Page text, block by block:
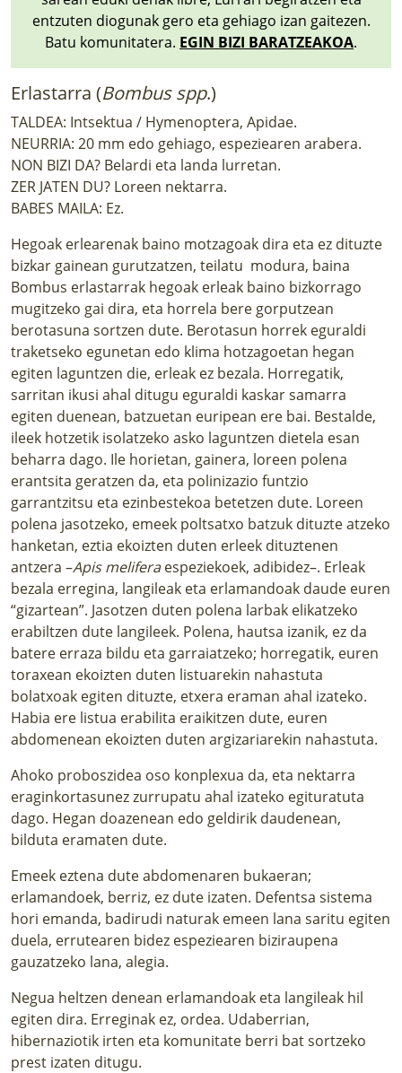
entzuten diogunak gero eta gehiago izan gaitezen.
Batu komunitatera. EGIN BIZI BARATZEAKOA.
Erlastarra (Bombus spp.)
TALDEA: Intsektua / Hymenoptera, Apidae.
NEURRIA: 20 mm edo gehiago, espeziearen arabera.
NON BIZI DA? Belardi eta landa lurretan.
ZER JATEN DU? Loreen nektarra.
BABES MAILA: Ez.
Hegoak erlearenak baino motzagoak dira eta ez dituzte
bizkar gainean gurutzatzen, teilatu modura, baina
Bombus erlastarrak hegoak erleak baino bizkorrago
mugitzeko gai dira, eta horrela bere gorputzean
berotasuna sortzen dute. Berotasun horrek eguraldi
traketseko egunetan edo klima hotzagoetan hegan
egiten laguntzen die, erleak ez bezala. Horregatik,
sarritan ikusi ahal ditugu eguraldi kaskar samarra
egiten duenean, batzuetan euripean ere bai. Bestalde,
ileek hotzetik isolatzeko asko laguntzen dietela esan
beharra dago. Ile horietan, gainera, loreen polena
erantsita geratzen da, eta polinizazio funtzio
garrantzitsu eta ezinbestekoa betetzen dute. Loreen
polena jasotzeko, emeek poltsatxo batzuk dituzte atzeko
hanketan, eztia ekoizten duten erleek dituztenen
antzera –Apis meliferaespeziekoek, adibidez–. Erleak
bezala erregina, langileak eta erlamandoak daude euren
“gizartean”. Jasotzen duten polena larbak elikatzeko
erabiltzen dute langileek. Polena, hautsa izanik, ez da
batere erraza bildu eta garraiatzeko; horregatik, euren
toraxean ekoizten duten listuarekin nahastuta
bolatxoak egiten dituzte, etxera eraman ahal izateko.
Habia ere listua erabilita eraikitzen dute, euren
abdomenean ekoizten duten argizariarekin nahastuta.
Ahoko proboszidea oso konplexua da, eta nektarra
eraginkortasunez zurrupatu ahal izateko egituratuta
dago. Hegan doazenean edo geldirik daudenean,
bilduta eramaten dute.
Emeek eztena dute abdomenaren bukaeran;
erlamandoek, berriz, ez dute izaten. Defentsa sistema
hori emanda, badirudi naturak emeen lana saritu egiten
duela, errutearen bidez espeziearen biziraupena
gauzatzeko lana, alegia.
Negua heltzen denean erlamandoak eta langileak hil
egiten dira. Erreginak ez, ordea. Udaberrian,
hibernaziotik irten eta komunitate berri bat sortzeko
prest izaten ditugu.